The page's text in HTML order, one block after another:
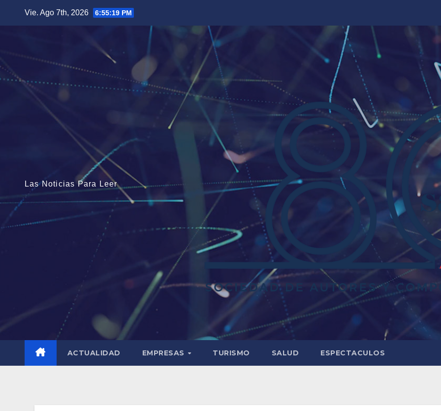
Vie. Ago 7th, 2026 6:55:21 PM
Las Noticias Para Leer
ACTUALIDAD EMPRESAS TURISMO SALUD ESPECTACULOS